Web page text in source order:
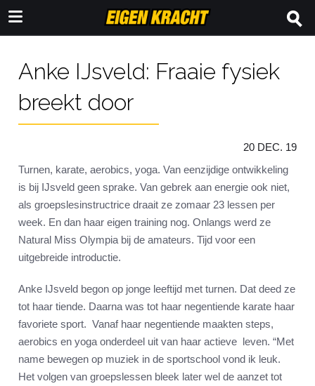
Anke IJsveld: Fraaie fysiek
breekt door
20 DEC. 19
Turnen, karate, aerobics, yoga. Van eenzijdige ontwikkeling
is bij IJsveld geen sprake. Van gebrek aan energie ook niet,
als groepslesinstructrice draait ze zomaar 23 lessen per
week. En dan haar eigen training nog. Onlangs werd ze
Natural Miss Olympia bij de amateurs. Tijd voor een
uitgebreide introductie.
Anke IJsveld begon op jonge leeftijd met turnen. Dat deed ze
tot haar tiende. Daarna was tot haar negentiende karate haar
favoriete sport. Vanaf haar negentiende maakten steps,
aerobics en yoga onderdeel uit van haar actieve leven. “Met
name bewegen op muziek in de sportschool vond ik leuk.
Het volgen van groepslessen bleek later wel de aanzet tot